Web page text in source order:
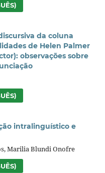
da coluna
de Helen Palmer
observações sobre
intralinguístico e
Marilia Blundi Onofre